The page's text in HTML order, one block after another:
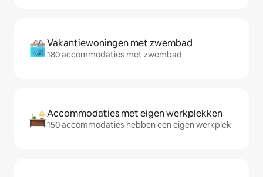
Vakantiewoningen met zwembad
180 accommodaties met zwembad
Accommodaties met eigen werkplekken
150 accommodaties hebben een eigen werkplek